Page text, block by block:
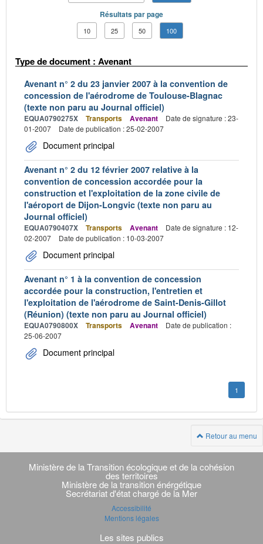
Résultats par page
10 25 50 100
Type de document : Avenant
Avenant n° 2 du 23 janvier 2007 à la convention de
concession de l'aérodrome de Toulouse-Blagnac
(texte non paru au Journal officiel)
EQUA0790275X Transports Avenant
Date de signature : 23-
01-2007
Date de publication : 25-02-2007
Document principal
Avenant n° 2 du 12 février 2007 relative à la
convention de concession accordée pour la
construction et l'exploitation de la zone civile de
l'aéroport de Dijon-Longvic (texte non paru au
Journal officiel)
EQUA0790407X Transports Avenant
Date de signature : 12-
02-2007
Date de publication : 10-03-2007
Document principal
Avenant n° 1 à la convention de concession
accordée pour la construction, l'entretien et
l'exploitation de l'aérodrome de Saint-Denis-Gillot
(Réunion) (texte non paru au Journal officiel)
EQUA0790800X Transports Avenant
Date de publication :
25-06-2007
Document principal
1
Retour au menu
Navigation
transverse
Ministère de la Transition écologique et de la cohésion
des territoires
Ministère de la transition énérgétique
Secrétariat d'état chargé de la Mer
Accessibilité
Mentions légales
Les sites publics